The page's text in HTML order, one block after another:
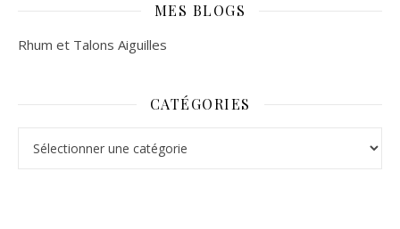
MES BLOGS
Rhum et Talons Aiguilles
CATÉGORIES